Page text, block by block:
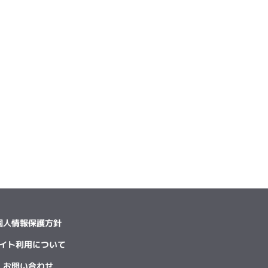
人情報保護方針
ト利用について
お問い合わせ